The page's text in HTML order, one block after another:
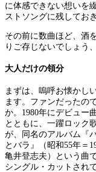
に体感できない想いを
ストソングに残してお
その前に数曲ほど、酒
りご存じないでしょう
大人だけの領分
まずは、嗚呼お懐かし
ます。ファンだったの
か。1980年にデビュー
とともに、一躍ロック
が、同名のアルバム『
とバラ』（昭和55年＝
亀井登志夫）という曲
シングル・カットされ